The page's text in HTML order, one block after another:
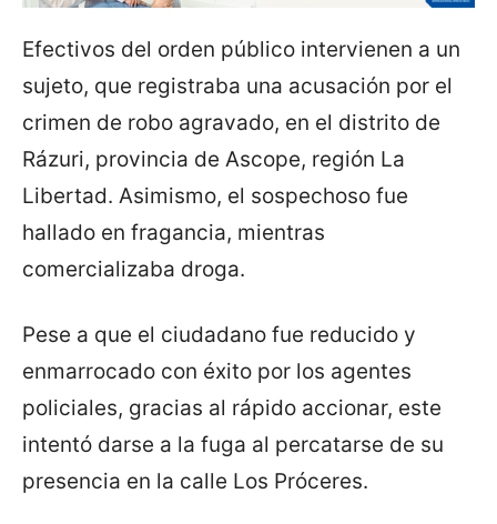
Efectivos del orden público intervienen a un
sujeto, que registraba una acusación por el
crimen de robo agravado, en el distrito de
Rázuri, provincia de Ascope, región La
Libertad. Asimismo, el sospechoso fue
hallado en fragancia, mientras
comercializaba droga.
Pese a que el ciudadano fue reducido y
enmarrocado con éxito por los agentes
policiales, gracias al rápido accionar, este
intentó darse a la fuga al percatarse de su
presencia en la calle Los Próceres.